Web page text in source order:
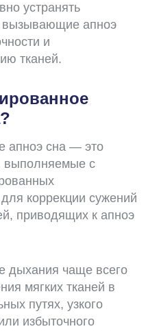
устранять
вызывающие апноэ
и
тканей.
апноэ сна — это
выполняемые с
коррекции сужений
приводящих к апноэ
дыхания чаще всего
мягких тканей в
путях, узкого
избыточного